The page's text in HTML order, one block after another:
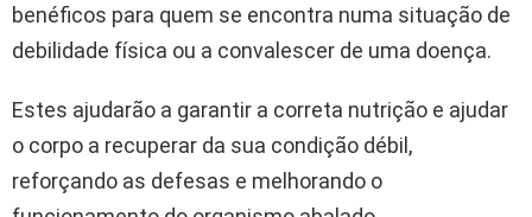
benéficos para quem se encontra numa situação de
debilidade física ou a convalescer de uma doença.
Estes ajudarão a garantir a correta nutrição e ajudar
o corpo a recuperar da sua condição débil,
reforçando as defesas e melhorando o